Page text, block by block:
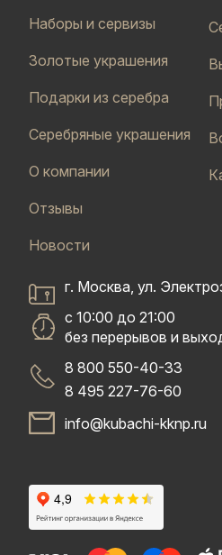
Наборы и сервизы
Золотые украшения
Подарки из серебра
Серебряные украшения
О компании
Отзывы
Новости
г. Москва, ул.
с 10:00 до 21:00
без перерывов и
8 800 550-40-33
8 495 227-76-60
info@kubachi-kknp.ru